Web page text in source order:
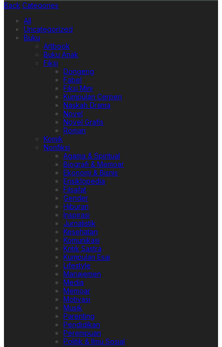
Back Categories
All
Uncategorized
Buku
Artbook
Buku Anak
Fiksi
Dongeng
Fabel
Fiksi Mini
Kumpulan Cerpen
Naskah Drama
Novel
Novel Grafis
Roman
Komik
Nonfiksi
Agama & Spiritual
Biografi & Memoar
Ekonomi & Bisnis
Ensiklopedia
Filsafat
Gender
Hiburan
Inspirasi
Jurnalistik
Kesehatan
Komunikasi
Kritik Sastra
Kumpulan Esai
Lifestyle
Manajemen
Media
Memoar
Motivasi
Musik
Parenting
Pendidikan
Perempuan
Politik & Ilmu Sosial